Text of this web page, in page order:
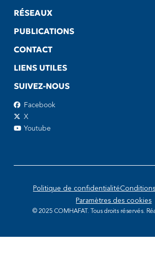
RÉSEAUX
PUBLICATIONS
CONTACT
LIENS UTILES
SUIVEZ-NOUS
Facebook
X
Youtube
© 2025 COMHAFAT. Tous droits réservés.
Politique de confidentialité
Paramètres des cookies